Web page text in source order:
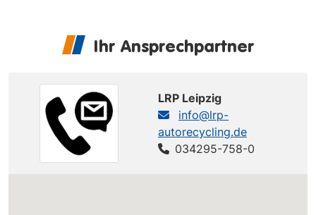
Ihr Ansprechpartner
LRP Leipzig
info@lrp-
autorecycling.de
034295-758-0